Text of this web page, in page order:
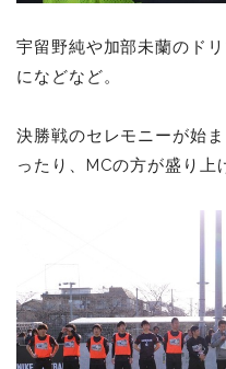
宇留野純や加部未蘭のド
になどなど。
決勝戦のセレモニーが始
ったり、MCの方が盛り上